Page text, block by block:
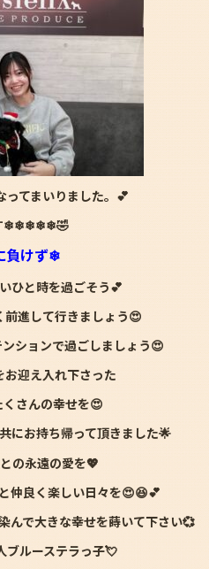
てまいりました。 💕
❄❄❄❄❄🤣
負けず❄
と時を過ごそう💕
して行きましょう😍
ョンで過ごしましょう😍
お迎え入れ下さった
くさんの幸せを😍
お持ち帰って頂きました🌟
の永遠の愛を💖
良く楽しい日々を😍😆💕
んで大きな幸せを蒔いて下さい💞
ルーステラっ子💘